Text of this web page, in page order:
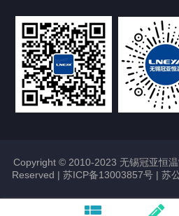
Chamber试验箱
FREEZER低温箱
VOCs冷凝回收装置
Copyright © 2010-2023 无锡冠亚恒
Reserved | 苏ICP备13003857号 | 苏